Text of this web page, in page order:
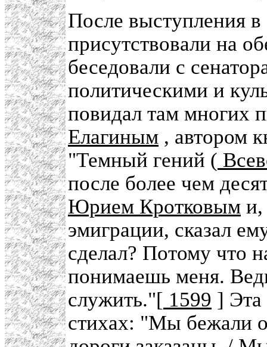
После выступления
присутствовали на
беседовали с
политическими и
повидал там многих
Елагиным , автором
"Темный гений (
после более чем
Юрием Кротковым и,
эмиграции, сказал
сделал? Потому что
понимаешь меня.
служить."[ 1599 ] Эта
стихах: "Мы бежали